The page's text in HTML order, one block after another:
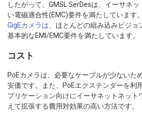
したがって、GMSL SerDesは、イーサネ
い電磁適合性(EMC)要件を満たしています
GigEカメラは、ほとんどの組み込みビジョ
基本的なEMI/EMC要件を満たしています。
コスト
PoEカメラは、必要なケーブルが少ないた
安価です。また、PoEエクステンダーを利
プリケーション向けにイーサネットネット
えて拡張する費用対効果の高い方法です。